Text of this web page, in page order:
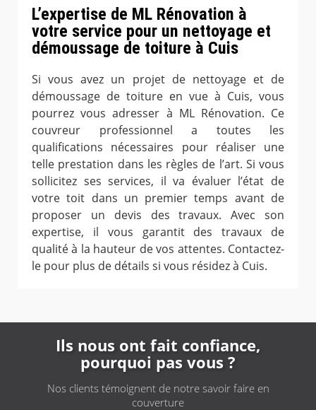
L’expertise de ML Rénovation à
votre service pour un nettoyage et
démoussage de toiture à Cuis
Si vous avez un projet de nettoyage et de
démoussage de toiture en vue à Cuis, vous
pourrez vous adresser à ML Rénovation. Ce
couvreur professionnel a toutes les
qualifications nécessaires pour réaliser une
telle prestation dans les règles de l’art. Si vous
sollicitez ses services, il va évaluer l’état de
votre toit dans un premier temps avant de
proposer un devis des travaux. Avec son
expertise, il vous garantit des travaux de
qualité à la hauteur de vos attentes. Contactez-
le pour plus de détails si vous résidez à Cuis.
Ils nous ont fait confiance,
pourquoi pas vous ?
Nos clients témoignent de notre savoir faire en
couverture